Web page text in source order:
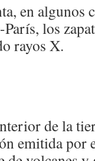
en algunos
los
rayos X.
de la
emitida por